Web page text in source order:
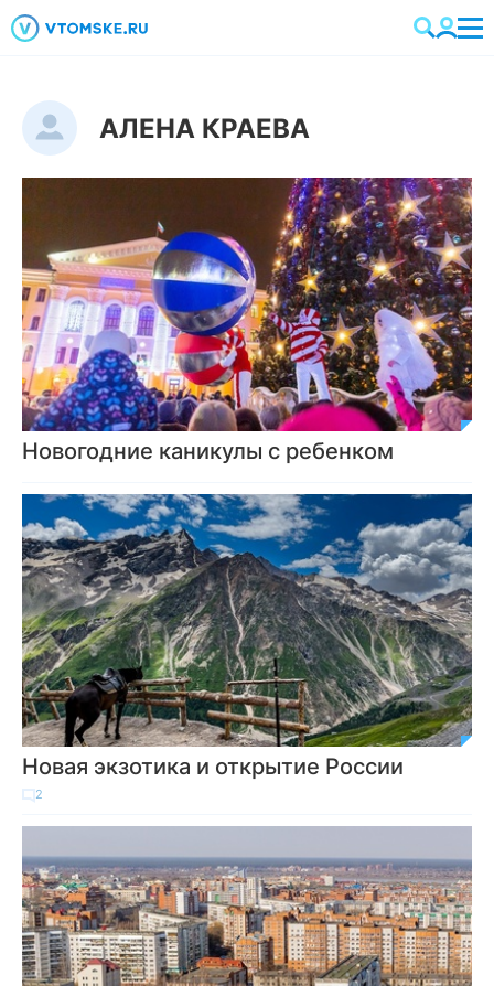
АЛЕНА КРАЕВА
Новогодние каникулы с ребенком
Новая экзотика и открытие России
2